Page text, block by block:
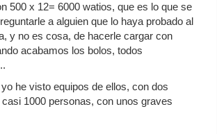
500 x 12= 6000 watios, que es lo que se
a alguien que lo haya probado al
y no es cosa, de hacerle cargar con
acabamos los bolos, todos
he visto equipos de ellos, con dos
1000 personas, con unos graves